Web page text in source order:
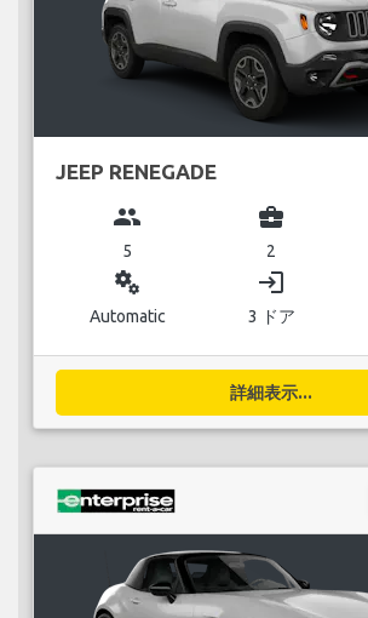
JEEP RENEGADE
group
5
business_center
2
miscellaneous_services
Automatic
login
3 ドア
詳細表示...